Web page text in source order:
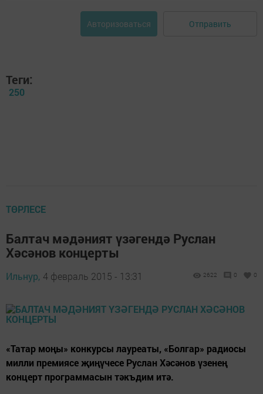
Авторизоваться Отправить
Теги:
250
ТӨРЛЕСЕ
Балтач мәдәният үзәгендә Руслан
Хәсәнов концерты
Ильнур, 4 февраль 2015 - 13:31 2622 0 0
«Татар моңы» конкурсы лауреаты, «Болгар» радиосы
милли премиясе җиңүчесе Руслан Хәсәнов үзенең
концерт программасын тәкъдим итә.